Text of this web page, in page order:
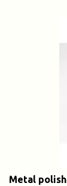
Metal polish